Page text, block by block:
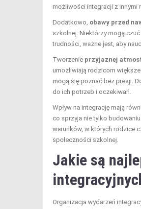
możliwości integracji z innymi
Dodatkowo, obawy przed
szkolnej. Niektórzy mogą
trudności, ważne jest, aby
Tworzenie przyjaznej
umożliwiają rodzicom
mogą się poznać bez presji.
do ich potrzeb i oczekiwań.
Wpływ na integrację mają
co sprzyja nie tylko
warunków, w których rodzice
społeczności szkolnej.
Jakie są
Organizacja wydarzeń